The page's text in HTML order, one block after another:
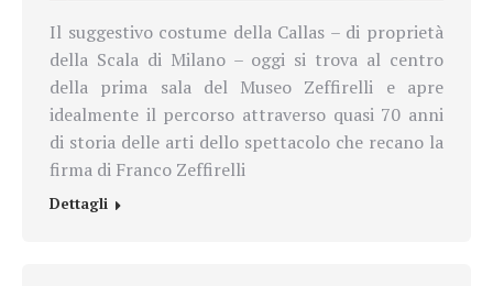
Il suggestivo costume della Callas – di proprietà
della Scala di Milano – oggi si trova al centro
della prima sala del Museo Zeffirelli e apre
idealmente il percorso attraverso quasi 70 anni
di storia delle arti dello spettacolo che recano la
firma di Franco Zeffirelli
Dettagli